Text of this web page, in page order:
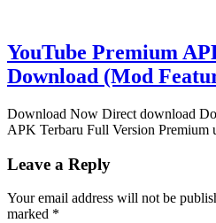
YouTube Premium
Download (Mod
Download Now Direct download
APK Terbaru Full Version Premium
Leave a Reply
Your email address will not be
marked *